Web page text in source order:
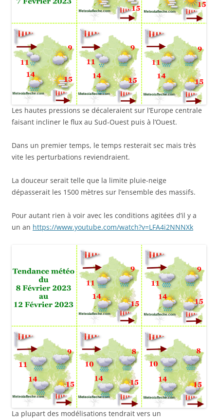
Les hautes pressions se décaleraient sur l’Europe centrale
faisant incliner le flux au Sud-Ouest puis à l’Ouest.
Dans un premier temps, le temps resterait sec mais très
vite les perturbations reviendraient.
La douceur serait telle que la limite pluie-neige
dépasserait les 1500 mètres sur l’ensemble des massifs.
Pour autant rien à voir avec les conditions agitées d’il y a
un an https://www.youtube.com/watch?v=LFA4i2NNNXk
La plupart des modélisations tendrait vers un